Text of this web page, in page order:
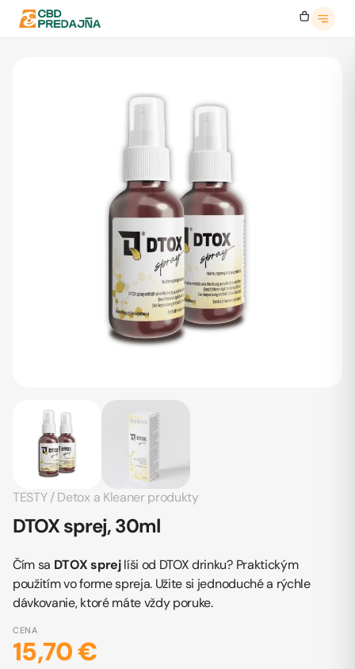
TESTY/Detox a Kleaner produkty
DTOX sprej, 30ml
Čím sa DTOX sprejlíši od DTOX drinku? Praktickým
použitím vo forme spreja. Užite si jednoduché a rýchle
dávkovanie, ktoré máte vždy poruke.
CENA
15,70 €